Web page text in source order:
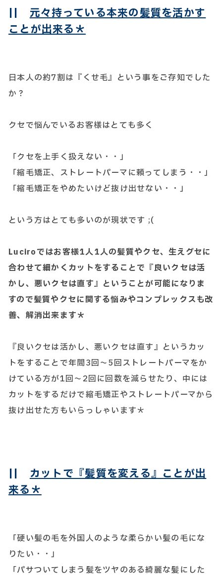
||元々持っている本来の髪質を活かす
ことが出来る＊
日本人の約7割は『くせ毛』という事をご存知でした
か？
クセで悩んでいるお客様はとても多く
「クセを上手く扱えない・・」
「縮毛矯正、ストレートパーマに頼ってしまう・・」
「縮毛矯正をやめたいけど抜け出せない・・」
という方はとても多いのが現状です ;(
Luciroではお客様1人1人の髪質やクセ、生えグセに
合わせて細かくカットをすることで『良いクセは活
かし、悪いクセは直す』ということが可能になりま
すので髪質やクセに関する悩みやコンプレックスも改
善、解消出来ます＊
『良いクセは活かし、悪いクセは直す』というカッ
トをすることで年間3回～5回ストレートパーマをか
けている方が1回～2回に回数を減らせたり、中には
カットをするだけで縮毛矯正やストレートパーマから
抜け出せた方もいらっしゃいます＊
||カットで『髪質を変える』ことが出
来る＊
「硬い髪の毛を外国人のような柔らかい髪の毛にな
りたい・・」
「パサついてしまう髪をツヤのある綺麗な髪にした